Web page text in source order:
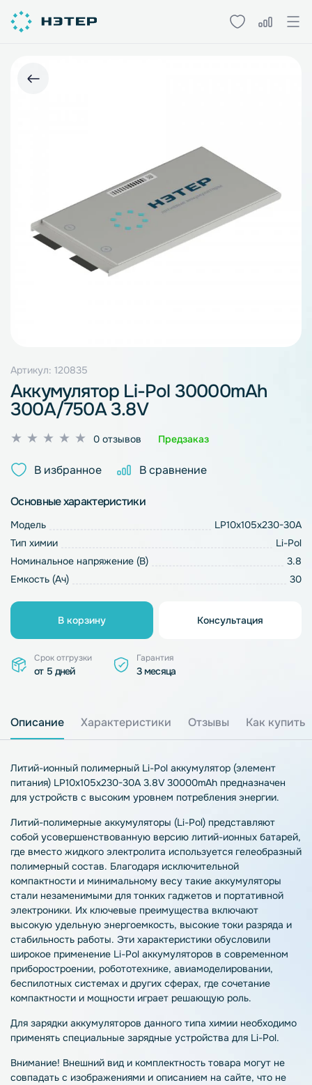
Артикул: 120835
Аккумулятор Li-Pol 30000mAh
300A/750A 3.8V
Оценка
из
0 отзывов Предзаказ
В избранное В сравнение
Основные характеристики
Модель
LP10x105x230-30A
Тип химии
Li-Pol
Номинальное напряжение (В)
3.8
Емкость (Ач)
30
В корзину Консультация
Срок отгрузки
от 5 дней
Гарантия
3 месяца
Описание Характеристики Отзывы Как купить
Литий-ионный полимерный Li-Pol аккумулятор (элемент
питания) LP10x105x230-30A 3.8V 30000mAh предназначен
для устройств с высоким уровнем потребления энергии.
Литий-полимерные аккумуляторы (Li-Pol) представляют
собой усовершенствованную версию литий-ионных батарей,
где вместо жидкого электролита используется гелеобразный
полимерный состав. Благодаря исключительной
компактности и минимальному весу такие аккумуляторы
стали незаменимыми для тонких гаджетов и портативной
электроники. Их ключевые преимущества включают
высокую удельную энергоемкость, высокие токи разряда и
стабильность работы. Эти характеристики обусловили
широкое применение Li-Pol аккумуляторов в современном
приборостроении, робототехнике, авиамоделировании,
беспилотных системах и других сферах, где сочетание
компактности и мощности играет решающую роль.
Для зарядки аккумуляторов данного типа химии необходимо
применять специальные зарядные устройства для Li-Pol.
Внимание! Внешний вид и комплектность товара могут не
совпадать с изображениями и описанием на сайте, что не